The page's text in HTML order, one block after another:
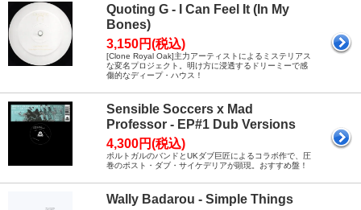
Quoting G - I Can Feel It (In My
Bones)
3,150円(税込)
[Clone Royal Oak]主力アーティストによるミステリアス
な変名プロジェクト。明け方に浸透するドリーミーで感
傷的なディープ・ハウス！
Sensible Soccers x Mad
Professor - EP#1 Dub Versions
4,300円(税込)
ポルトガルのバンドとUKダブ巨匠によるコラボ作で、圧
巻のポスト・ダブ・サイケデリアが顕現。おすすめ盤！
Wally Badarou - Simple Things